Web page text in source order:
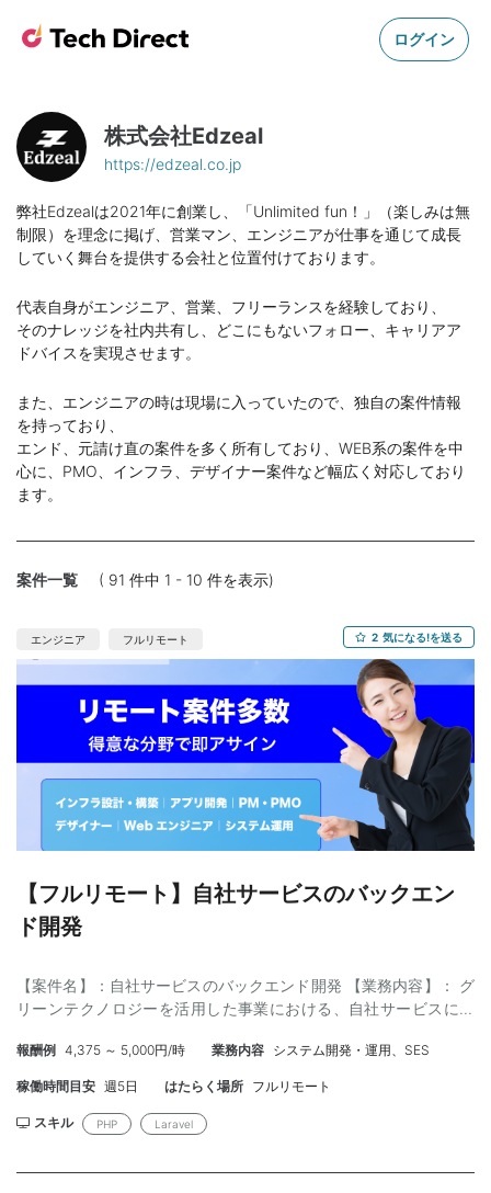
ログイン
株式会社Edzeal
https://edzeal.co.jp
弊社Edzealは2021年に創業し、「Unlimited fun！」（楽しみは無
制限）を理念に掲げ、営業マン、エンジニアが仕事を通じて成長
していく舞台を提供する会社と位置付けております。
代表自身がエンジニア、営業、フリーランスを経験しており、
そのナレッジを社内共有し、どこにもないフォロー、キャリアア
ドバイスを実現させます。
また、エンジニアの時は現場に入っていたので、独自の案件情報
を持っており、
エンド、元請け直の案件を多く所有しており、WEB系の案件を中
心に、PMO、インフラ、デザイナー案件など幅広く対応しており
ます。
案件一覧 ( 91 件中 1 - 10 件を表示)
エンジニア フルリモート 2 気になる!を送る
【フルリモート】自社サービスのバックエン
ド開発
【案件名】：自社サービスのバックエンド開発 【業務内容】： グ
リーンテクノロジーを活用した事業における、自社サービスにお
能改善 DBのテーブル設計やパフォーマンス改善 監視業務含むシ
ステム信頼性向上 プロダクトマネージャーやデザイナーと協同し
PHP ・インフラプラットフォーム: Amazon Web Services ・デー
CircleCI ・ドキュメント: Google workspace ・チャット: Slack ・
報酬例 4,375 ～ 5,000円/時 業務内容 システム開発・運用、SES
稼働時間目安 週5日 はたらく場所 フルリモート
スキル PHP Laravel